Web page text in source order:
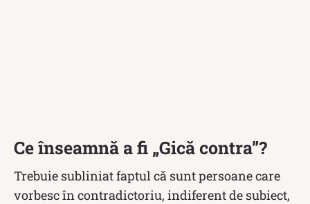
Ce înseamnă a fi „Gică contra”?
Trebuie subliniat faptul că sunt persoane care
vorbesc în contradictoriu, indiferent de subiect,